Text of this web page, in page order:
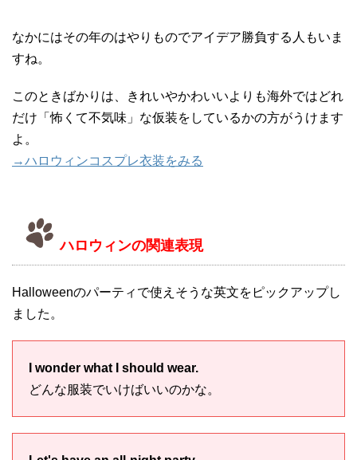
なかにはその年のはやりものでアイデア勝負する人もいま
すね。
このときばかりは、きれいやかわいいよりも海外ではどれ
だけ「怖くて不気味」な仮装をしているかの方がうけます
よ。
→ハロウィンコスプレ衣装をみる
ハロウィンの関連表現
Halloweenのパーティで使えそうな英文をピックアップし
ました。
I wonder what I should wear.
どんな服装でいけばいいのかな。